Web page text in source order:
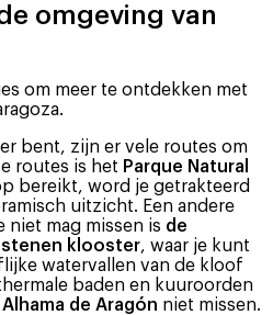
omgeving van
om meer te ontdekken met
bent, zijn er vele routes om
routes is het Parque Natural
bereikt, word je getrakteerd
uitzicht. Een andere
niet mag missen is de
klooster, waar je kunt
watervallen van de kloof
baden en kuuroorden
Alhama de Aragón niet missen.